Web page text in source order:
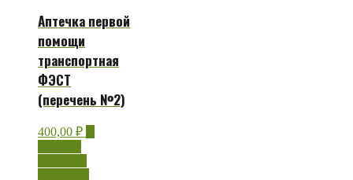
Аптечка первой
помощи
транспортная
ФЭСТ
(перечень №2)
400,00 ₽